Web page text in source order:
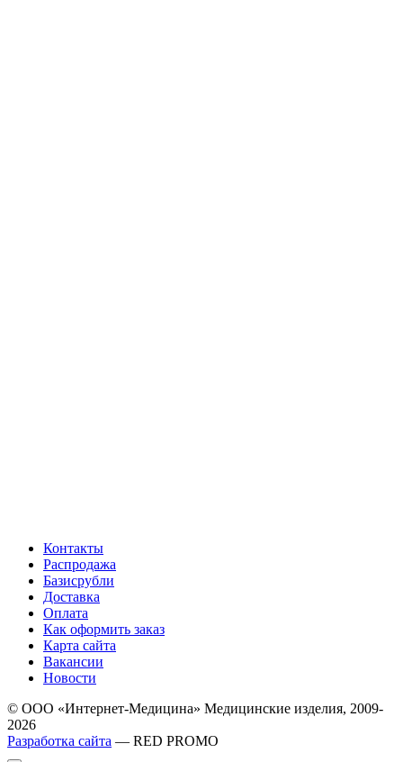
Контакты
Распродажа
Базисрубли
Доставка
Оплата
Как оформить заказ
Карта сайта
Вакансии
Новости
© ООО «Интернет-Медицина» Медицинские изделия, 2009-
2026
Разработка сайта — RED PROMO